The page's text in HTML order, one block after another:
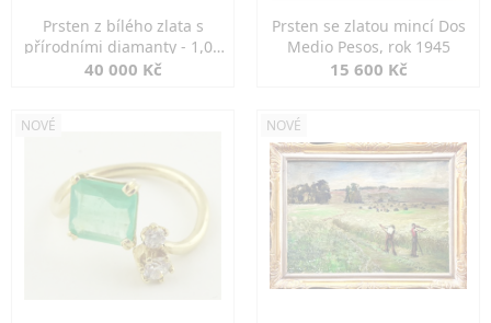
Prsten z bílého zlata s
přírodními diamanty - 1,00
ct
40 000 Kč
Prsten se zlatou mincí Dos
Medio Pesos, rok 1945
15 600 Kč
NOVÉ NOVÉ